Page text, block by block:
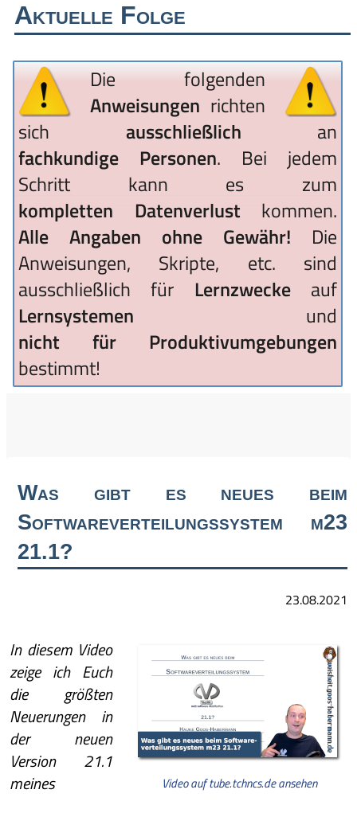
Aktuelle Folge
Die folgenden
Anweisungen richten
sich ausschließlich an
fachkundige Personen. Bei jedem
Schritt kann es zum
kompletten Datenverlust kommen.
Alle Angaben ohne Gewähr! Die
Anweisungen, Skripte, etc. sind
ausschließlich für Lernzweckeauf
Lernsystemen und
nicht für Produktivumgebungen
bestimmt!
Was gibt es neues beim
Softwareverteilungssystem m23
21.1?
23.08.2021
Video auf tube.tchncs.de ansehen
In diesem Video
zeige ich Euch
die größten
Neuerungen in
der neuen
Version 21.1
meines